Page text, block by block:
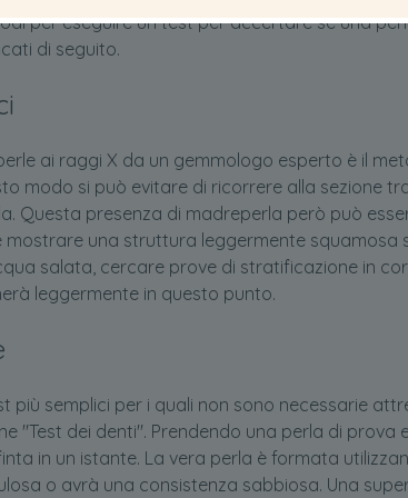
per eseguire un test per accertare se una
di seguito.
ai raggi X da un gemmologo esperto è il
modo si può evitare di ricorrere alla sezione
Questa presenza di madreperla però può
una struttura leggermente
salata, cercare prove di stratificazione in
leggermente in questo punto.
più semplici per i quali non sono necessarie
"Test dei denti". Prendendo una perla di
in un istante. La vera perla è formata
o avrà una consistenza sabbiosa. Una